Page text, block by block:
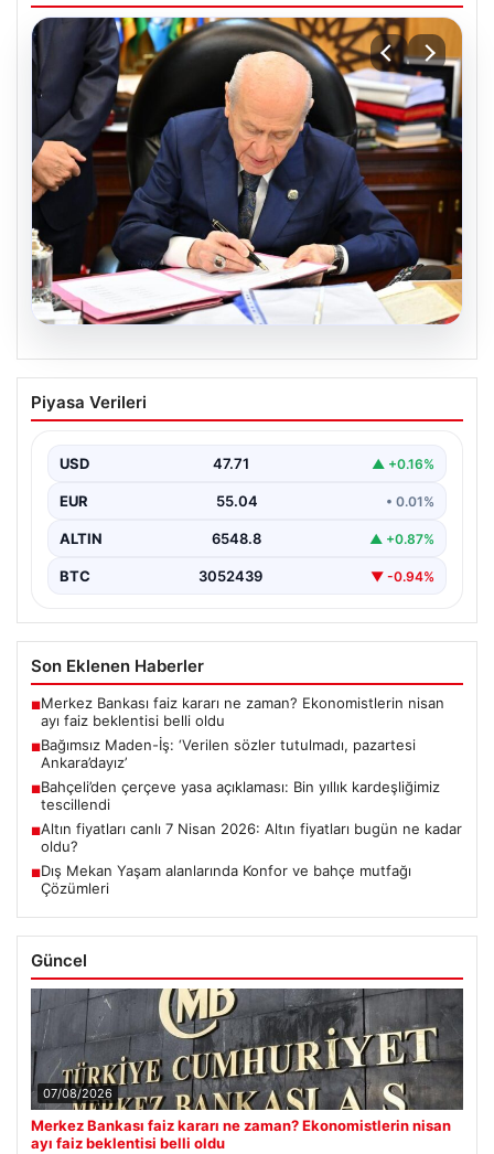
05.08.2026
Bahçeli’den çerçeve yasa açıklaması:
Bin yıllık kardeşliğimiz tescillendi
Piyasa Verileri
USD 47.71 ▲ +0.16%
EUR 55.04 • 0.01%
ALTIN 6548.8 ▲ +0.87%
BTC 3052439 ▼ -0.94%
Son Eklenen Haberler
■Merkez Bankası faiz kararı ne zaman? Ekonomistlerin nisan
ayı faiz beklentisi belli oldu
■Bağımsız Maden-İş: ‘Verilen sözler tutulmadı, pazartesi
Ankara’dayız’
■Bahçeli’den çerçeve yasa açıklaması: Bin yıllık kardeşliğimiz
tescillendi
■Altın fiyatları canlı 7 Nisan 2026: Altın fiyatları bugün ne kadar
oldu?
■Dış Mekan Yaşam alanlarında Konfor ve bahçe mutfağı
Çözümleri
Güncel
07/08/2026
Merkez Bankası faiz kararı ne zaman? Ekonomistlerin nisan
ayı faiz beklentisi belli oldu